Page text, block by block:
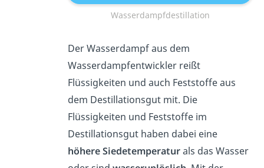
Wasserdampfdestillation
Der Wasserdampf aus dem
Wasserdampfentwickler reißt
Flüssigkeiten und auch Feststoffe aus
dem Destillationsgut mit. Die
Flüssigkeiten und Feststoffe im
Destillationsgut haben dabei eine
höhereSiedetemperaturals das Wasser